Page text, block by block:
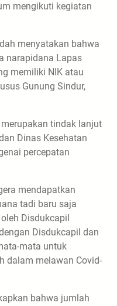
mengikuti kegiatan
menyatakan bahwa
narapidana Lapas
memiliki NIK atau
Gunung Sindur,
tindak lanjut
Dinas Kesehatan
percepatan
mendapatkan
tadi baru saja
Disdukcapil
Disdukcapil dan
mata untuk
dalam melawan Covid-
bahwa jumlah